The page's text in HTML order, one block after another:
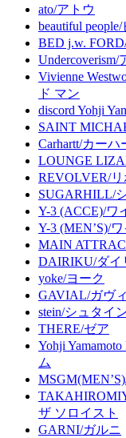
ato/アトウ
beautiful
BED j.w.
Vivienne
ド マン
discord Yohji
SAINT
Carhartt/カーハ
LOUNGE
REVOLVER/
SUGARHILL/
Y-3 (ACCE)/ワ
Y-3 (MEN’S)/
MAIN
DAIRIKU/ダイ
yoke/ヨーク
GAVIAL/ガヴ
stein/シュタイ
THERE/ゼア
Yohji
ム
ザ ソロイスト
GARNI/ガルニ